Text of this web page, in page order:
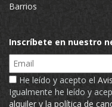
Barrios
Inscríbete en nuestro
Email
He leído y acepto el
Igualmente he leído y
alquiler y la política de